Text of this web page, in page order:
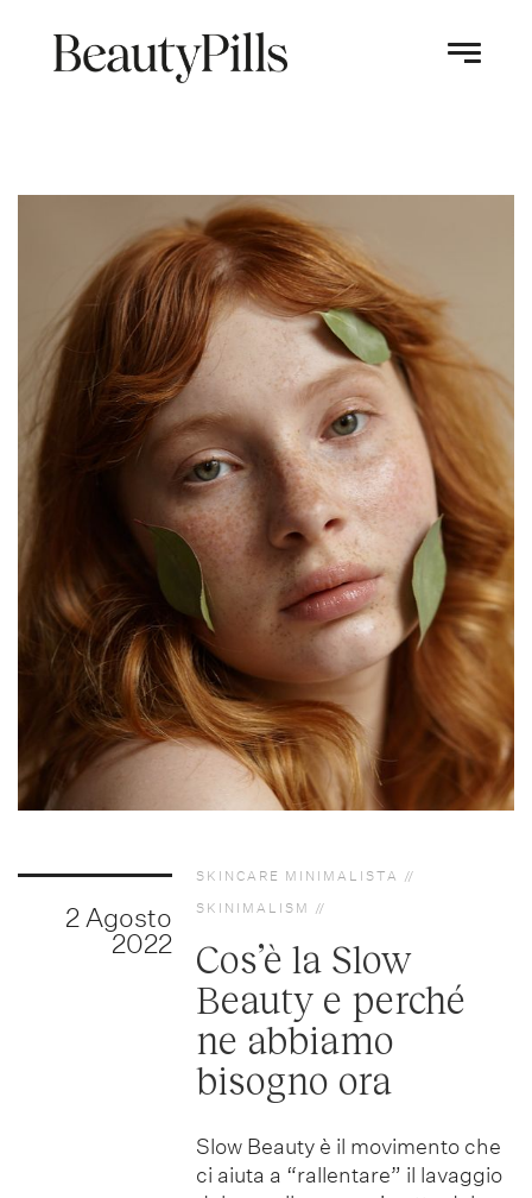
2 Agosto
2022
SKINCARE MINIMALISTA
SKINIMALISM
Cos’è la Slow
Beauty e perché
ne abbiamo
bisogno ora
Slow Beauty è il movimento che
ci aiuta a “rallentare” il lavaggio